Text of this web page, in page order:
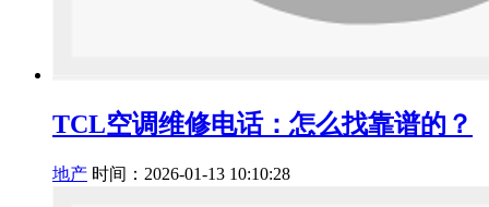
TCL空调维修电话：怎么找靠谱的？
地产 时间：2026-01-13 10:10:28